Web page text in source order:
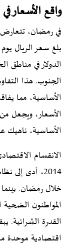
واقع الأسعار
في رمضان، تتعارض
الجنوب. هذا
الأساسية، مما
الأسعار، ويجعل
الأساسية، ناهيك
الانقسام
2014، أدى
خلال رمضان. بينما
المواطنون الضحية
القدرة الشرائية.
اقتصادية موحدة